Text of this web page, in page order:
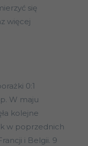
się
więcej
0:1
W maju
kolejne
w poprzednich
i Belgii. 9